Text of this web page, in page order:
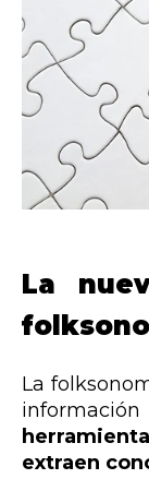
La
La
extraen